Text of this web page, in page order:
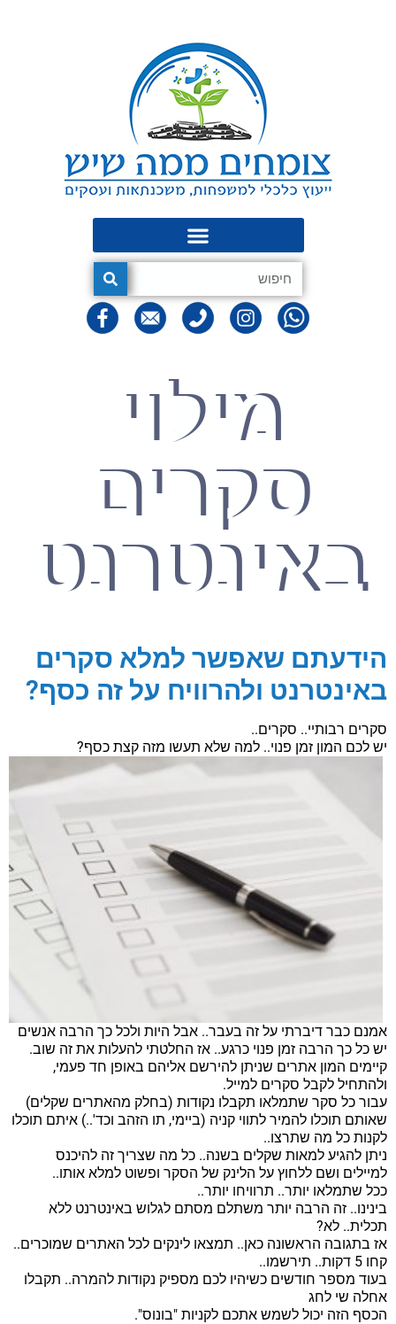
מילוי
סקרים
באינטרנט
הידעתם שאפשר למלא סקרים
באינטרנט ולהרוויח על זה כסף?
סקרים רבותיי.. סקרים..
יש לכם המון זמן פנוי.. למה שלא תעשו מזה קצת כסף?
אמנם כבר דיברתי על זה בעבר.. אבל היות ולכל כך הרבה אנשים
יש כל כך הרבה זמן פנוי כרגע.. אז החלטתי להעלות את זה שוב.
קיימים המון אתרים שניתן להירשם אליהם באופן חד פעמי,
ולהתחיל לקבל סקרים למייל.
עבור כל סקר שתמלאו תקבלו נקודות (בחלק מהאתרים שקלים)
שאותם תוכלו להמיר לתווי קניה (ביימי, תו הזהב וכד'..) איתם תוכלו
לקנות כל מה שתרצו..
ניתן להגיע למאות שקלים בשנה.. כל מה שצריך זה להיכנס
למיילים ושם ללחוץ על הלינק של הסקר ופשוט למלא אותו..
ככל שתמלאו יותר.. תרוויחו יותר..
בינינו.. זה הרבה יותר משתלם מסתם לגלוש באינטרנט ללא
תכלית.. לא?
אז בתגובה הראשונה כאן.. תמצאו לינקים לכל האתרים שמוכרים..
קחו 5 דקות.. תירשמו..
בעוד מספר חודשים כשיהיו לכם מספיק נקודות להמרה.. תקבלו
אחלה שי לחג
הכסף הזה יכול לשמש אתכם לקניות "בונוס".